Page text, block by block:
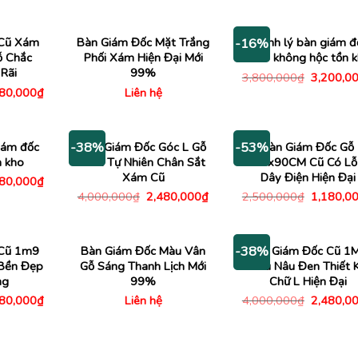
2,535,000₫.
Xám
Chắc
₫Giá
1,480,000₫.
Bàn Giám Đốc Mặt Trắng
Phối Xám Hiện Đại Mới
99%
Liên hệ
-16%
Thanh lý bàn giám
1m6 không hộc tồn
3,800,000₫ Giá
gốc
đốc
kho
₫Giá
-38%
Bàn Giám Đốc Góc L Gỗ
Màu Tự Nhiên Chân Sắt
Xám Cũ
4,000,000₫ Giá
gốc
2,480,000₫Giá
2,480,000₫.
-53%Bàn Giám Đốc Gỗ
1M8x90CM Cũ Có
Dây Điện Hiện Đại
2,500,000₫ Giá
gốc
1m9
Đẹp
₫Giá
Bàn Giám Đốc Màu Vân
Gỗ Sáng Thanh Lịch Mới
99%
Liên hệ
-38%
Bàn Giám Đốc Cũ
Màu Nâu Đen Thiết
Chữ L Hiện Đại
4,000,000₫ Giá
gốc